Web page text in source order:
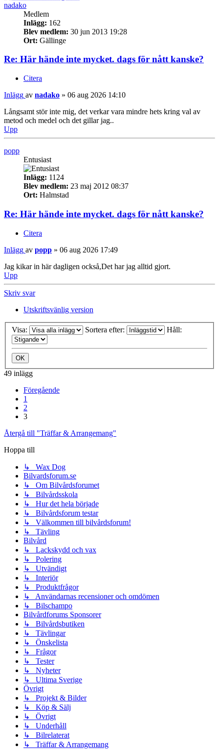
nadako
Medlem
Inlägg: 162
Blev medlem: 30 jun 2013 19:28
Ort: Gällinge
Re: Här hände inte mycket. dags för nått kanske?
Citera
Inlägg av nadako » 06 aug 2026 14:10
Långsamt stör inte mig, det verkar vara mindre hets kring val av
metod och medel och det gillar jag..
Upp
popp
Entusiast
Inlägg: 1124
Blev medlem: 23 maj 2012 08:37
Ort: Halmstad
Re: Här hände inte mycket. dags för nått kanske?
Citera
Inlägg av popp » 06 aug 2026 17:49
Jag kikar in här dagligen också,Det har jag alltid gjort.
Upp
Skriv svar
Utskriftsvänlig version
Visa: Sortera efter: Håll:
49 inlägg
Föregående
1
2
3
Återgå till "Träffar & Arrangemang"
Hoppa till
↳ Wax Dog
Bilvardsforum.se
↳ Om Bilvårdsforumet
↳ Bilvårdsskola
↳ Hur det hela började
↳ Bilvårdsforum testar
↳ Välkommen till bilvårdsforum!
↳ Tävling
Bilvård
↳ Lackskydd och vax
↳ Polering
↳ Utvändigt
↳ Interiör
↳ Produktfrågor
↳ Användarnas recensioner och omdömen
↳ Bilschampo
Bilvårdforums Sponsorer
↳ Bilvårdsbutiken
↳ Tävlingar
↳ Önskelista
↳ Frågor
↳ Tester
↳ Nyheter
↳ Ultima Sverige
Övrigt
↳ Projekt & Bilder
↳ Köp & Sälj
↳ Övrigt
↳ Underhåll
↳ Bilrelaterat
↳ Träffar & Arrangemang